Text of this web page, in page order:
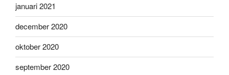
januari 2021
december 2020
oktober 2020
september 2020